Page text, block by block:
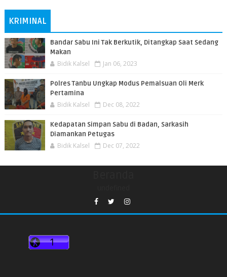
KRIMINAL
Bandar Sabu Ini Tak Berkutik, Ditangkap Saat Sedang
Makan
Bidik Kalsel Jan 06, 2023
Polres Tanbu Ungkap Modus Pemalsuan Oli Merk
Pertamina
Bidik Kalsel Dec 08, 2022
Kedapatan Simpan Sabu di Badan, Sarkasih
Diamankan Petugas
Bidik Kalsel Dec 07, 2022